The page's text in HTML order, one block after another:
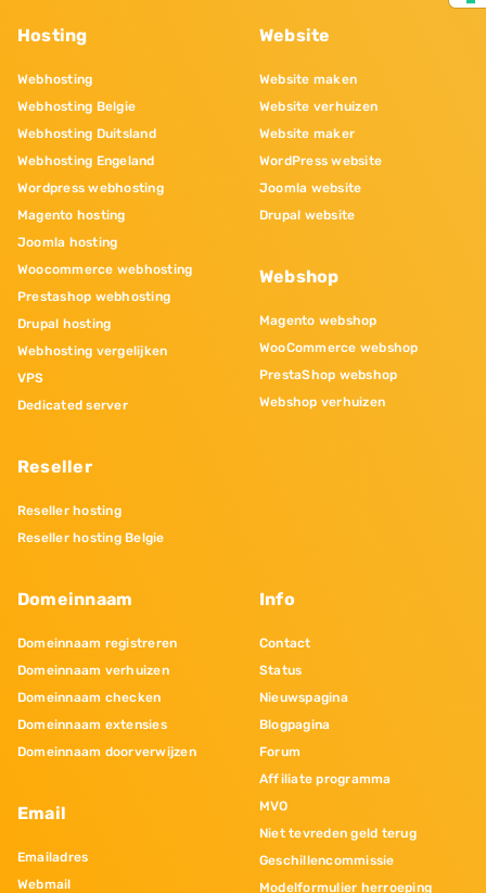
Hosting
Webhosting
Webhosting Belgie
Webhosting Duitsland
Webhosting Engeland
Wordpress webhosting
Magento hosting
Joomla hosting
Woocommerce webhosting
Prestashop webhosting
Drupal hosting
Webhosting vergelijken
VPS
Dedicated server
Reseller
Reseller hosting
Reseller hosting Belgie
Website
Website maken
Website verhuizen
Website maker
WordPress website
Joomla website
Drupal website
Webshop
Magento webshop
WooCommerce webshop
PrestaShop webshop
Webshop verhuizen
Domeinnaam
Domeinnaam registreren
Domeinnaam verhuizen
Domeinnaam checken
Domeinnaam extensies
Domeinnaam doorverwijzen
Email
Emailadres
Webmail
Info
Contact
Status
Nieuwspagina
Blogpagina
Forum
Affiliate programma
MVO
Niet tevreden geld terug
Geschillencommissie
Modelformulier herroeping